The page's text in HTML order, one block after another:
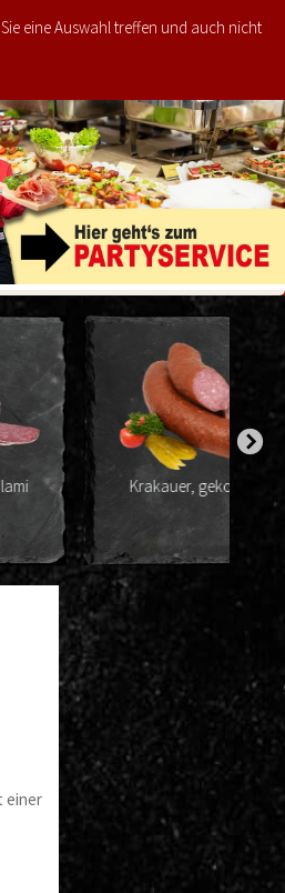
€0,00 0
Krakauer, gekocht
einer
eine Auswahl treffen und auch nicht